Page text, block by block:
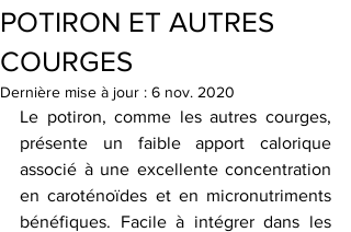
POTIRON ET AUTRES
COURGES
Dernière mise à jour : 6 nov. 2020
Le potiron, comme les autres courges,
présente un faible apport calorique
associé à une excellente concentration
en caroténoïdes et en micronutriments
bénéfiques. Facile à intégrer dans les